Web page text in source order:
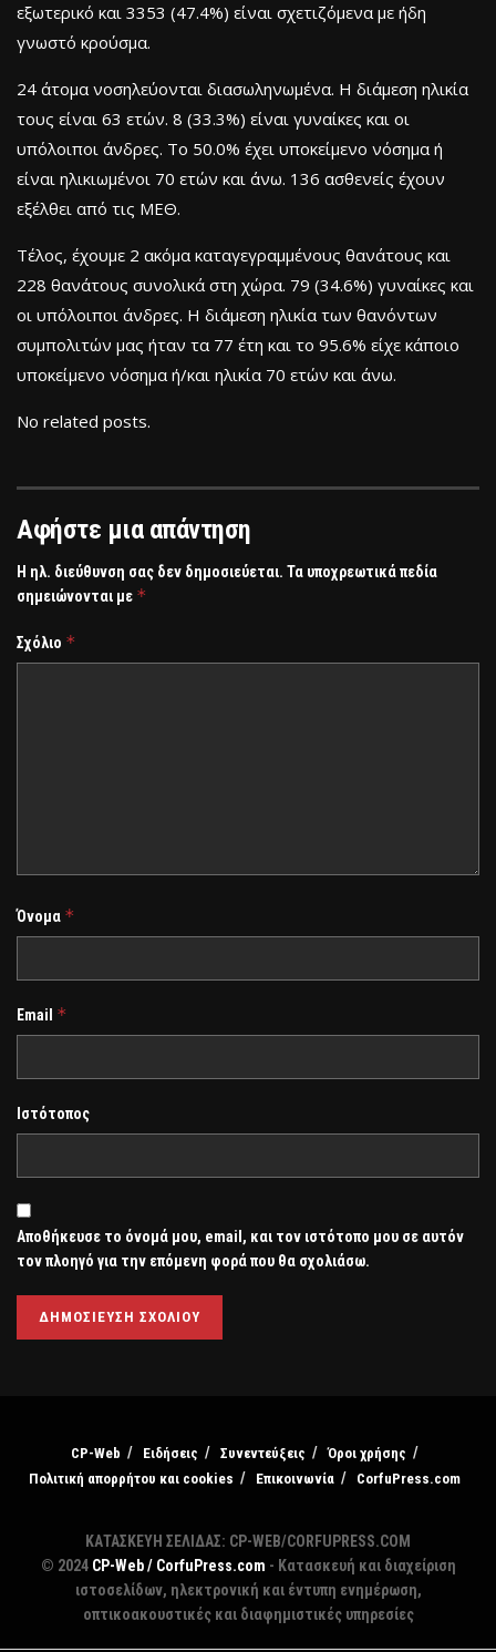
εξωτερικό και 3353 (47.4%) είναι σχετιζόμενα με ήδη
γνωστό κρούσμα.
24 άτομα νοσηλεύονται διασωληνωμένα. Η διάμεση ηλικία
τους είναι 63 ετών. 8 (33.3%) είναι γυναίκες και οι
υπόλοιποι άνδρες. To 50.0% έχει υποκείμενο νόσημα ή
είναι ηλικιωμένοι 70 ετών και άνω. 136 ασθενείς έχουν
εξέλθει από τις ΜΕΘ.
Τέλος, έχουμε 2 ακόμα καταγεγραμμένους θανάτους και
228 θανάτους συνολικά στη χώρα. 79 (34.6%) γυναίκες και
οι υπόλοιποι άνδρες. Η διάμεση ηλικία των θανόντων
συμπολιτών μας ήταν τα 77 έτη και το 95.6% είχε κάποιο
υποκείμενο νόσημα ή/και ηλικία 70 ετών και άνω.
No related posts.
Αφήστε μια απάντηση
Η ηλ. διεύθυνση σας δεν δημοσιεύεται. Τα υποχρεωτικά πεδία
σημειώνονται με *
Σχόλιο *
Όνομα *
Email *
Ιστότοπος
Αποθήκευσε το όνομά μου, email, και τον ιστότοπο μου σε αυτόν
τον πλοηγό για την επόμενη φορά που θα σχολιάσω.
CP-Web Ειδήσεις Συνεντεύξεις
Όροι χρήσης
Πολιτική απορρήτου και cookies
Επικοινωνία CorfuPress.com
ΚΑΤΑΣΚΕΥΗ ΣΕΛΙΔΑΣ: CP-WEB/CORFUPRESS.COM
© 2024 CP-Web / CorfuPress.com - Κατασκευή και διαχείριση
ιστοσελίδων, ηλεκτρονική και έντυπη ενημέρωση,
οπτικοακουστικές και διαφημιστικές υπηρεσίες